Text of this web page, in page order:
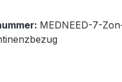
MEDNEED-7-